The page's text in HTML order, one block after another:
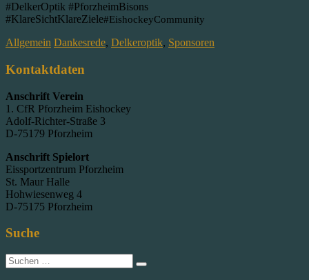
#DelkerOptik #PforzheimBisons
#KlareSichtKlareZiele#EishockeyCommunity
Allgemein Dankesrede, Delkeroptik, Sponsoren
Kontaktdaten
Anschrift Verein
1. CfR Pforzheim Eishockey
Adolf-Richter-Straße 3
D-75179 Pforzheim
Anschrift Spielort
Eissportzentrum Pforzheim
St. Maur Halle
Hohwiesenweg 4
D-75175 Pforzheim
Suche
Suche
nach: